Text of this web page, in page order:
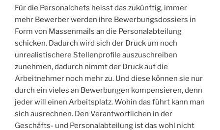
Für die Personalchefs heisst das zukünftig, immer
mehr Bewerber werden ihre Bewerbungsdossiers in
Form von Massenmails an die Personalabteilung
schicken. Dadurch wird sich der Druck um noch
unrealistischere Stellenprofile auszuschreiben
zunehmen, dadurch nimmt der Druck auf die
Arbeitnehmer noch mehr zu. Und diese können sie nur
durch ein vieles an Bewerbungen kompensieren, denn
jeder will einen Arbeitsplatz. Wohin das führt kann man
sich ausrechnen. Den Verantwortlichen in der
Geschäfts- und Personalabteilung ist das wohl nicht